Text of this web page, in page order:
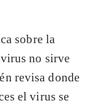
sobre la
no sirve
revisa donde
el virus se